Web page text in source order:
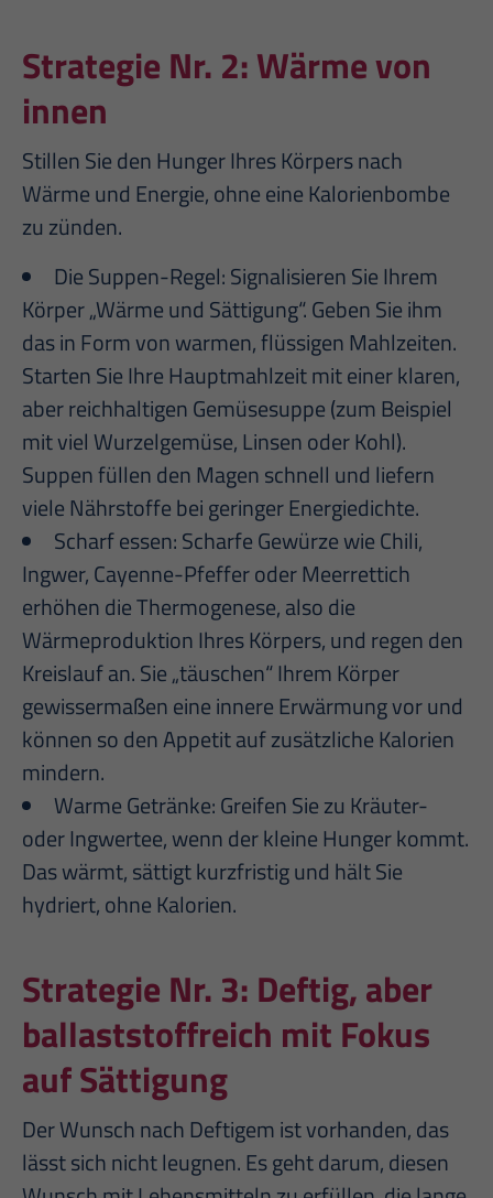
Strategie Nr. 2:Wärme von
innen
Stillen Sie den Hunger Ihres Körpers nach
Wärme und Energie, ohne eine Kalorienbombe
zu zünden.
Die Suppen-Regel: Signalisieren Sie Ihrem
Körper „Wärme und Sättigung“. Geben Sie ihm
das in Form von warmen, flüssigen Mahlzeiten.
Starten Sie Ihre Hauptmahlzeit mit einer klaren,
aber reichhaltigen Gemüsesuppe (zum Beispiel
mit viel Wurzelgemüse, Linsen oder Kohl).
Suppen füllen den Magen schnell und liefern
viele Nährstoffe bei geringer Energiedichte.
Scharf essen: Scharfe Gewürze wie Chili,
Ingwer, Cayenne-Pfeffer oder Meerrettich
erhöhen die Thermogenese, also die
Wärmeproduktion Ihres Körpers, und regen den
Kreislauf an. Sie „täuschen“ Ihrem Körper
gewissermaßen eine innere Erwärmung vor und
können so den Appetit auf zusätzliche Kalorien
mindern.
Warme Getränke: Greifen Sie zu Kräuter-
oder Ingwertee, wenn der kleine Hunger kommt.
Das wärmt, sättigt kurzfristig und hält Sie
hydriert, ohne Kalorien.
Strategie Nr. 3: Deftig, aber
ballaststoffreich mit Fokus
auf Sättigung
Der Wunsch nach Deftigem ist vorhanden, das
lässt sich nicht leugnen. Es geht darum, diesen